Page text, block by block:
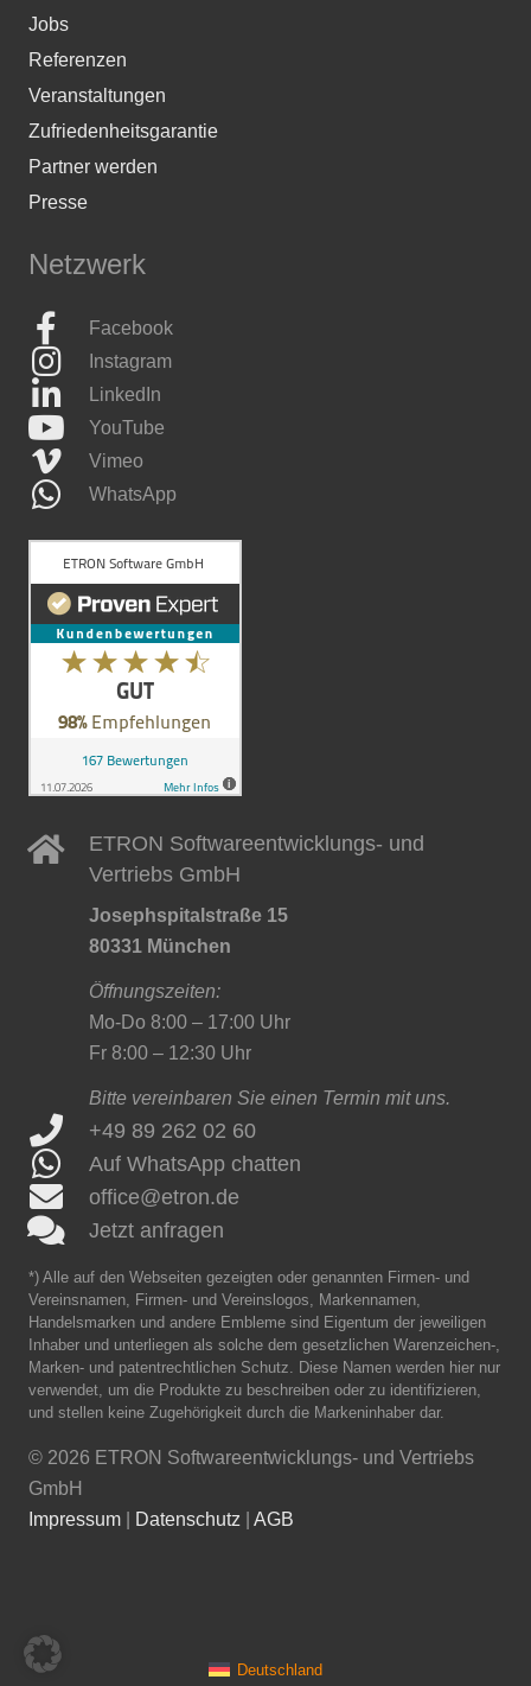
Jobs
Referenzen
Veranstaltungen
Zufriedenheitsgarantie
Partner werden
Presse
Netzwerk
Facebook
Instagram
LinkedIn
YouTube
Vimeo
WhatsApp
ETRON Softwareentwicklungs- und
Vertriebs GmbH
Josephspitalstraße 15
80331 München
Öffnungszeiten:
Mo-Do 8:00 – 17:00 Uhr
Fr 8:00 – 12:30 Uhr
Bitte vereinbaren Sie einen Termin mit uns.
+49 89 262 02 60
Auf WhatsApp chatten
office@etron.de
Jetzt anfragen
*) Alle auf den Webseiten gezeigten oder genannten Firmen- und
Vereinsnamen, Firmen- und Vereinslogos, Markennamen,
Handelsmarken und andere Embleme sind Eigentum der jeweiligen
Inhaber und unterliegen als solche dem gesetzlichen Warenzeichen-,
Marken- und patentrechtlichen Schutz. Diese Namen werden hier nur
verwendet, um die Produkte zu beschreiben oder zu identifizieren,
und stellen keine Zugehörigkeit durch die Markeninhaber dar.
© 2026 ETRON Softwareentwicklungs- und Vertriebs
GmbH
Impressum
Datenschutz AGB
Deutschland